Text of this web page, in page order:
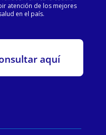
atención de los mejores
en el país.
aquí